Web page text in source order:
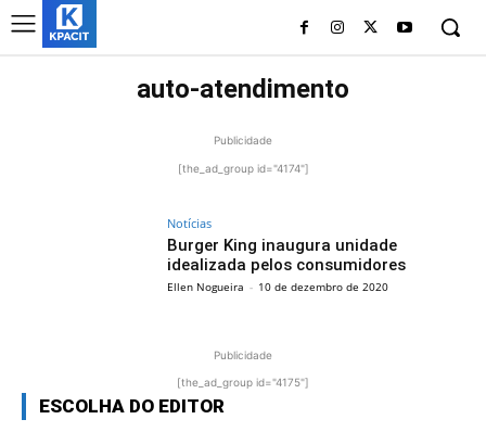
auto-atendimento
Publicidade
[the_ad_group id="4174"]
Notícias
Burger King inaugura unidade
idealizada pelos consumidores
Ellen Nogueira - 10 de dezembro de 2020
Publicidade
[the_ad_group id="4175"]
ESCOLHA DO EDITOR